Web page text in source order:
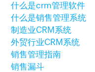
什么是crm管理软件
什么是销售管理系统
制造业CRM系统
外贸行业CRM系统
销售管理指南
销售漏斗